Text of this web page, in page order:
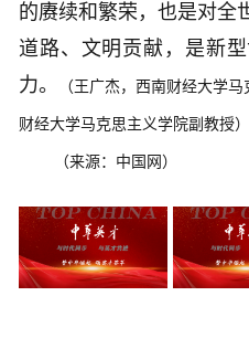
的赓续和繁荣，也是对全
道路、文明贡献，是新
力。
（王广杰，西南财经大学
财经大学马克思主义学院副教授）
（来源：中国网）